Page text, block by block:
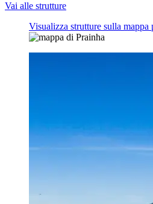
Vai alle strutture
Visualizza strutture sulla mappa